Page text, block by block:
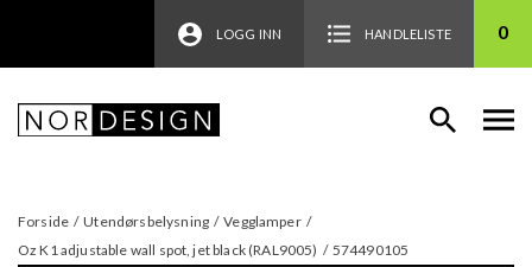
LOGG INN HANDLELISTE 0
Forside / Utendørsbelysning / Vegglamper /
Oz K1 adjustable wall spot, jet black (RAL9005) / 574490105